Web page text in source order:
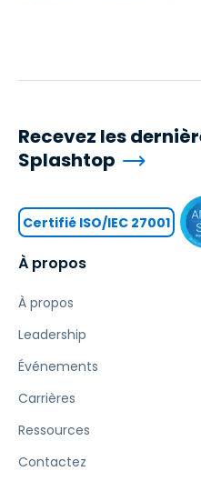
À propos
À propos
Leadership
Événements
Carrières
Ressources
Contactez
Recevez les
Splashtop
Certifié ISO/IEC 27001